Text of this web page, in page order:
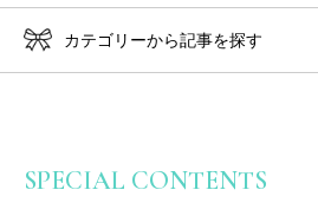
カテゴリーから記事を探す
SPECIAL CONTENTS